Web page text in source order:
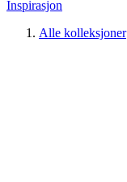
Inspirasjon
Alle kolleksjoner